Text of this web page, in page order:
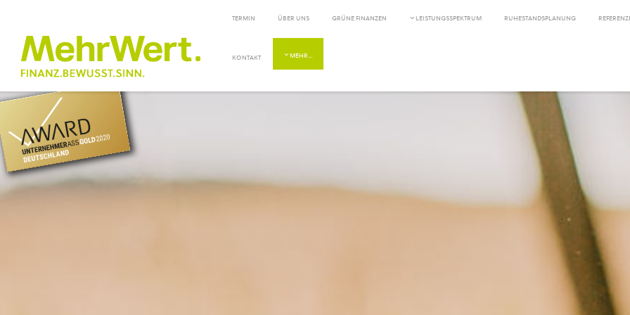
TERMIN ÜBER UNS GRÜNE FINANZEN LEISTUNGSSPEKTRUM RUHESTANDSPLANUNG
KONTAKT MEHR…